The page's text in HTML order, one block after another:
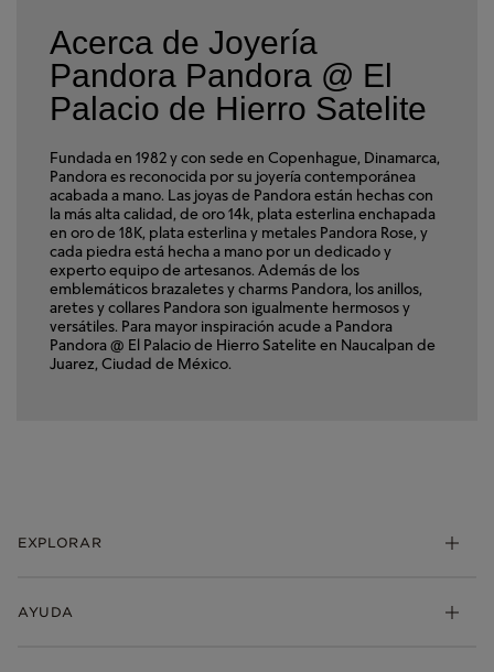
Acerca de Joyería
Pandora Pandora @ El
Palacio de Hierro Satelite
Fundada en 1982 y con sede en Copenhague, Dinamarca,
Pandora es reconocida por su joyería contemporánea
acabada a mano. Las joyas de Pandora están hechas con
la más alta calidad, de oro 14k, plata esterlina enchapada
en oro de 18K, plata esterlina y metales Pandora Rose, y
cada piedra está hecha a mano por un dedicado y
experto equipo de artesanos. Además de los
emblemáticos brazaletes y charms Pandora, los anillos,
aretes y collares Pandora son igualmente hermosos y
versátiles. Para mayor inspiración acude a Pandora
Pandora @ El Palacio de Hierro Satelite en Naucalpan de
Juarez, Ciudad de México.
EXPLORAR
AYUDA